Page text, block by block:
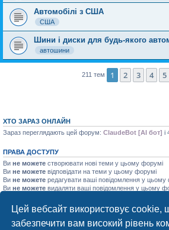
Цей вебсайт використовує cookie,
забезпечити вам високий рівень
Автомобілі з США
США
Шини і диски для будь-якого
автошини
211 тем 1 2 3 4 5
ХТО ЗАРАЗ ОНЛАЙН
Зараз переглядають цей форум: ClaudeBot [AI бот] і
ПРАВА ДОСТУПУ
Ви не можете створювати нові теми у цьому форумі
Ви не можете відповідати на теми у цьому форумі
Ви не можете редагувати ваші повідомлення у цьому
Ви не можете видаляти ваші повідомлення у цьому
Херсонський форум